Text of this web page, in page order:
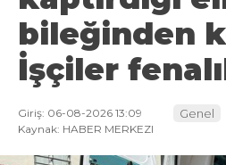
bileğinden
İşçiler
Giriş: 06-08-2026 13:09
Kaynak: HABER MERKEZI
Genel